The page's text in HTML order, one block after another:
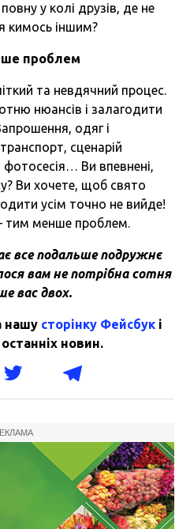
у колі друзів, де не
кимось іншим?
проблем
та невдячний процес.
нюансів і залагодити
одяг і
сценарій
Ви впевнені,
Ви хочете, щоб свято
усім точно не вийде!
тим менше проблем.
все подальше подружнє
вам не потрібна сотня
вас двох.
нашу сторінку Фейсбук і
новин.